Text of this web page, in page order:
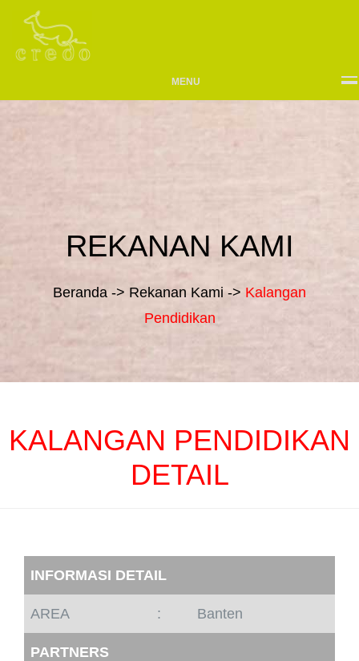
MENU
REKANAN KAMI
Beranda -> Rekanan Kami -> Kalangan
Pendidikan
KALANGAN PENDIDIKAN
DETAIL
INFORMASI DETAIL
AREA : Banten
PARTNERS